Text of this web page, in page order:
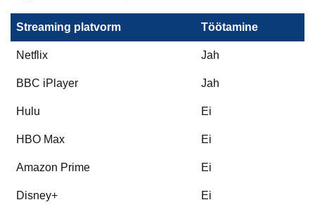
Streaming platvorm Töötamine
Netflix Jah
BBC iPlayer Jah
Hulu Ei
HBO Max Ei
Amazon Prime Ei
Disney+ Ei